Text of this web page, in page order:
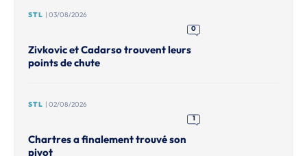
STL | 03/08/2026
0
Zivkovic et Cadarso trouvent leurs
points de chute
STL | 02/08/2026
1
Chartres a finalement trouvé son
pivot